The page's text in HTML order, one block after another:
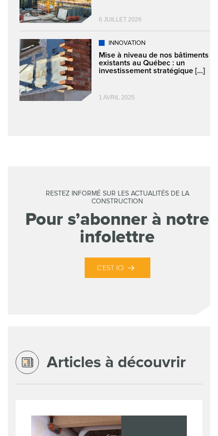
6 JUILLET 2026
INNOVATION
Mise à niveau de nos bâtiments
existants au Québec : un
investissement stratégique [...]
1 AVRIL 2025
RESTEZ INFORMÉ SUR LES ACTUALITÉS DE LA
CONSTRUCTION
Pour s’abonner à notre
infolettre
C’EST ICI
Articles à découvrir